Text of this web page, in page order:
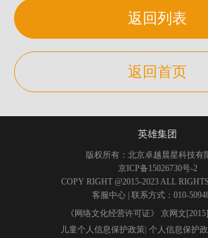
返回列表
返回首页
英雄集团
版权所有：北京卓越晨星科技有
京ICP备15026730号-2
COPY RIGHT @2015-2023 ALL
客服中心 | 联系方式：010-
《网络文化经营许可证》 京网文
儿童个人信息保护政策| 个人信息保护